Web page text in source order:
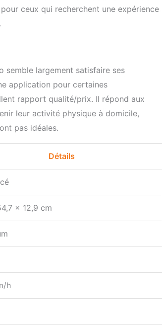
ceux qui recherchent une expérience
semble largement satisfaire ses
application pour certaines
rapport qualité/prix. Il répond aux
leur activité physique à domicile,
pas idéales.
Détails
x 12,9 cm
h